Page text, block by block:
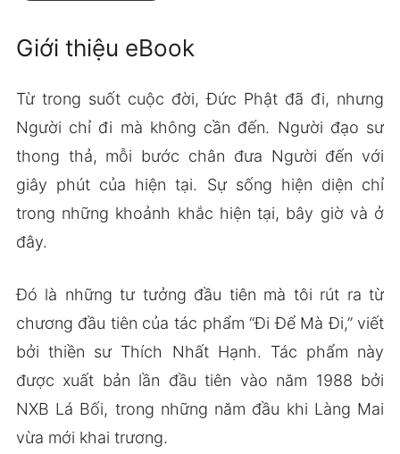
Giới thiệu eBook
Từ trong suốt cuộc đời, Đức Phật đã đi, nhưng
Người chỉ đi mà không cần đến. Người đạo sư
thong thả, mỗi bước chân đưa Người đến với
giây phút của hiện tại. Sự sống hiện diện chỉ
trong những khoảnh khắc hiện tại, bây giờ và ở
đây.
Đó là những tư tưởng đầu tiên mà tôi rút ra từ
chương đầu tiên của tác phẩm “Đi Để Mà Đi,” viết
bởi thiền sư Thích Nhất Hạnh. Tác phẩm này
được xuất bản lần đầu tiên vào năm 1988 bởi
NXB Lá Bối, trong những năm đầu khi Làng Mai
vừa mới khai trương.